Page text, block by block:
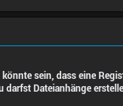
sein, dass eine
Dateianhänge